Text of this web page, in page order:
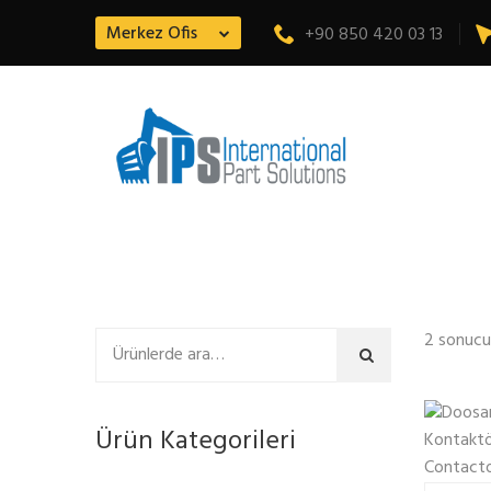
Merkez Ofis +90 850 420 03 13
2
Ara
Ürün Kategorileri